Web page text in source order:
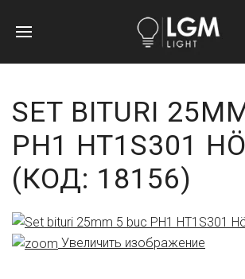
SET BITURI
PH1 HT1S301
(КОД: 18156)
Увеличить изображение